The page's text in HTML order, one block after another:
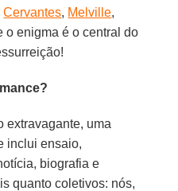
Cervantes, Melville,
o enigma é o central do
extravagante, uma
inclui ensaio,
biografia e
quanto coletivos: nós,